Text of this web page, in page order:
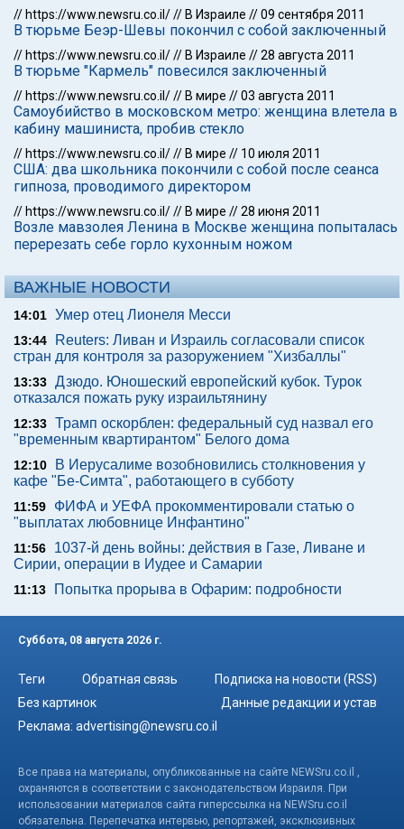
// https://www.newsru.co.il/// В Израиле //09 сентября 2011
В тюрьме Беэр-Шевы покончил с собой заключенный
// https://www.newsru.co.il/// В Израиле //28 августа 2011
В тюрьме "Кармель" повесился заключенный
// https://www.newsru.co.il/// В мире //03 августа 2011
Самоубийство в московском метро: женщина влетела в
кабину машиниста, пробив стекло
// https://www.newsru.co.il/// В мире // 10 июля 2011
США: два школьника покончили с собой после сеанса
гипноза, проводимого директором
// https://www.newsru.co.il/// В мире //28 июня 2011
Возле мавзолея Ленина в Москве женщина попыталась
перерезать себе горло кухонным ножом
ВАЖНЫЕ НОВОСТИ
14:01 Умер отец Лионеля Месси
13:44
Reuters: Ливан и Израиль согласовали список
стран для контроля за разоружением "Хизбаллы"
13:33 Дзюдо. Юношеский европейский кубок. Турок
отказался пожать руку израильтянину
12:33 Трамп оскорблен: федеральный суд назвал его
"временным квартирантом" Белого дома
12:10
В Иерусалиме возобновились столкновения у
кафе "Бе-Симта", работающего в субботу
11:59
ФИФА и УЕФА прокомментировали статью о
"выплатах любовнице Инфантино"
11:56
1037-й день войны: действия в Газе, Ливане и
Сирии, операции в Иудее и Самарии
11:13 Попытка прорыва в Офарим: подробности
Суббота, 08 августа 2026 г.
Теги Обратная связь
Подписка на новости (RSS)
Без картинок
Данные редакции и устав
Реклама: advertising@newsru.co.il
Все права на материалы, опубликованные на сайте NEWSru.co.il ,
охраняются в соответствии с законодательством Израиля. При
использовании материалов сайта гиперссылка на NEWSru.co.il
обязательна. Перепечатка интервью, репортажей, эксклюзивных